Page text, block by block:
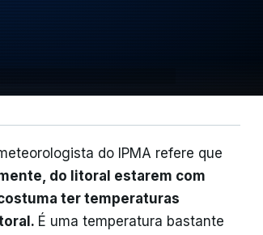
do IPMA refere que
do litoral estarem com
ter temperaturas
É uma temperatura bastante